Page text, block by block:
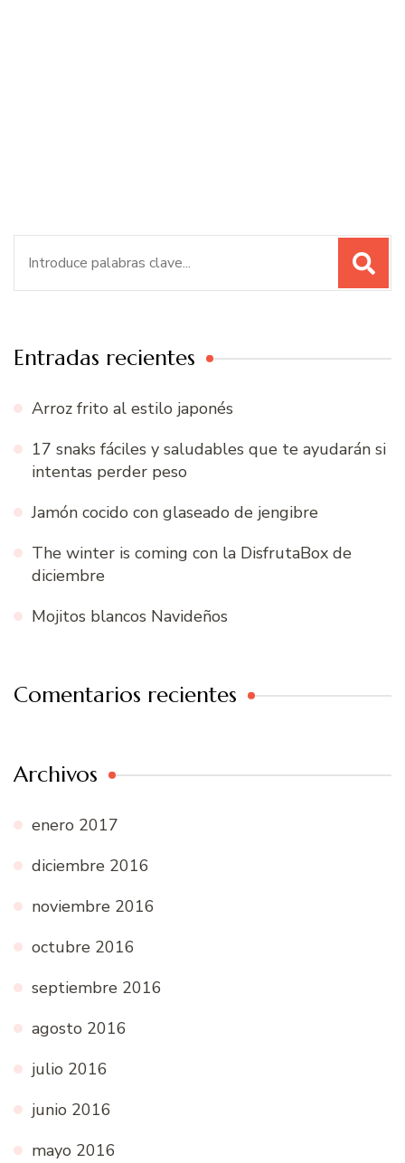
Entradas recientes
Arroz frito al estilo japonés
17 snaks fáciles y saludables que te ayudarán si
intentas perder peso
Jamón cocido con glaseado de jengibre
The winter is coming con la DisfrutaBox de
diciembre
Mojitos blancos Navideños
Comentarios recientes
Archivos
enero 2017
diciembre 2016
noviembre 2016
octubre 2016
septiembre 2016
agosto 2016
julio 2016
junio 2016
mayo 2016